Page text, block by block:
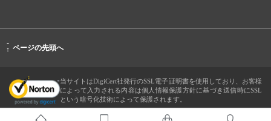
-
↑ ページの先頭へ
当サイトはDigiCert社発行のSSL電子証明書を使用しており、お客様
によって入力される内容は個人情報保護方針に基づき送信時にSSL
という暗号化技術によって保護されます。